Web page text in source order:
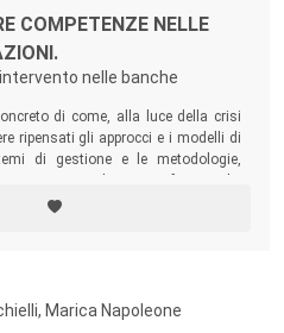
COMPETENZE NELLE
nelle banche
di come, alla luce della crisi
ripensati gli approcci e i modelli di
di gestione e le metodologie,
“tacite” adottato nelle
Romagna.
Marica Napoleone